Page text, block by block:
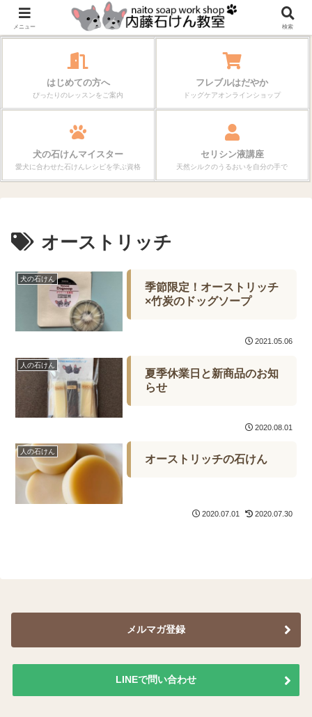
作る楽しさが、毎日の暮らしを変えていく。
はじめての方へ
ぴったりのレッスンをご案内
フレブルはだやか
ドッグケアオンラインショップ
犬の石けんマイスター
愛犬に合わせた石けんレシピを学ぶ資格
セリシン液講座
天然シルクのうるおいを自分の手で
オーストリッチ
犬の石けん
季節限定！オーストリッチ
×竹炭のドッグソープ
2021.05.06
人の石けん
夏季休業日と新商品のお知
らせ
2020.08.01
人の石けん
オーストリッチの石けん
2020.07.01 2020.07.30
メルマガ登録
LINEで問い合わせ
メニュー 検索